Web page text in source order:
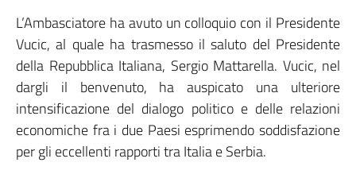
L’Ambasciatore ha avuto un colloquio con il Presidente
Vucic, al quale ha trasmesso il saluto del Presidente
della Repubblica Italiana, Sergio Mattarella. Vucic, nel
dargli il benvenuto, ha auspicato una ulteriore
intensificazione del dialogo politico e delle relazioni
economiche fra i due Paesi esprimendo soddisfazione
per gli eccellenti rapporti tra Italia e Serbia.